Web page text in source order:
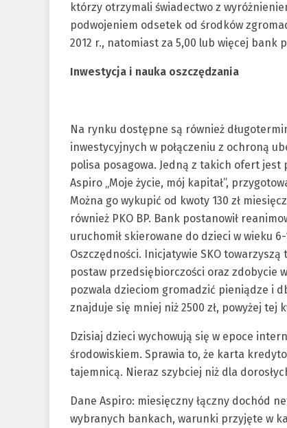
którzy otrzymali świadectwo z
podwojeniem odsetek od środków
2012 r., natomiast za 5,00 lub więcej bank
Inwestycja i nauka oszczędzania
Na rynku dostępne są również
inwestycyjnych w połączeniu z ochroną
polisa posagowa. Jedną z takich ofert
Aspiro „Moje życie, mój kapitał”,
Można go wykupić od kwoty 130 zł
również PKO BP. Bank postanowił
uruchomił skierowane do dzieci w wieku
Oszczędności. Inicjatywie SKO
postaw przedsiębiorczości oraz zdobycie
pozwala dzieciom gromadzić pieniądze i
znajduje się mniej niż 2500 zł, powyżej tej
Dzisiaj dzieci wychowują się w epoce
środowiskiem. Sprawia to, że karta
tajemnicą. Nieraz szybciej niż dla
Dane Aspiro: miesięczny łączny dochód
wybranych bankach, warunki przyjęte w